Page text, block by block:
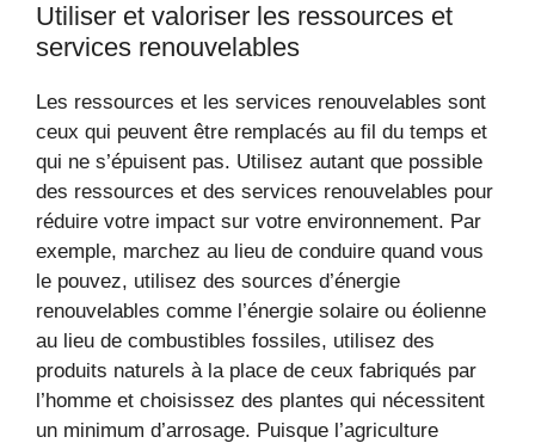
Utiliser et valoriser les ressources et
services renouvelables
Les ressources et les services renouvelables sont
ceux qui peuvent être remplacés au fil du temps et
qui ne s’épuisent pas. Utilisez autant que possible
des ressources et des services renouvelables pour
réduire votre impact sur votre environnement. Par
exemple, marchez au lieu de conduire quand vous
le pouvez, utilisez des sources d’énergie
renouvelables comme l’énergie solaire ou éolienne
au lieu de combustibles fossiles, utilisez des
produits naturels à la place de ceux fabriqués par
l’homme et choisissez des plantes qui nécessitent
un minimum d’arrosage. Puisque l’agriculture